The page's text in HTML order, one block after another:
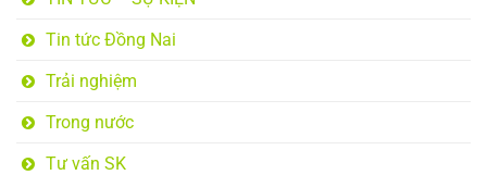
Tin tức Đồng Nai
Trải nghiệm
Trong nước
Tư vấn SK